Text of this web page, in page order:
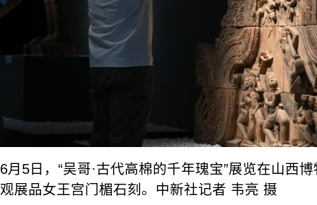
6月5日，“吴哥·古代高棉的千年瑰宝”展览在山西
观展品女王宫门楣石刻。中新社记者 韦亮 摄